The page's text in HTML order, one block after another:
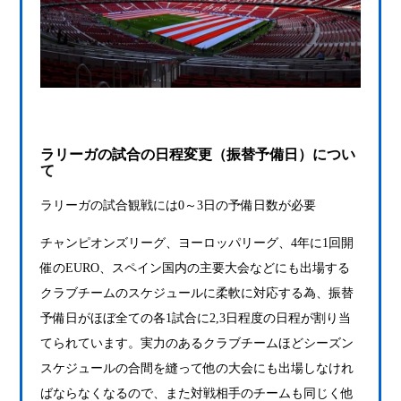
ラリーガの試合の日程変更（振替予備日）につい
て
ラリーガの試合観戦には0～3日の予備日数が必要
チャンピオンズリーグ、ヨーロッパリーグ、4年に1回開
催のEURO、スペイン国内の主要大会などにも出場する
クラブチームのスケジュールに柔軟に対応する為、振替
予備日がほぼ全ての各1試合に2,3日程度の日程が割り当
てられています。実力のあるクラブチームほどシーズン
スケジュールの合間を縫って他の大会にも出場しなけれ
ばならなくなるので、また対戦相手のチームも同じく他